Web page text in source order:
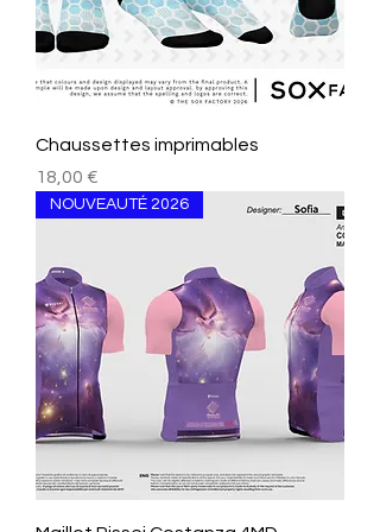
Chaussettes imprimables
Prezzo
18,00 €
NOUVEAUTÉ 2026